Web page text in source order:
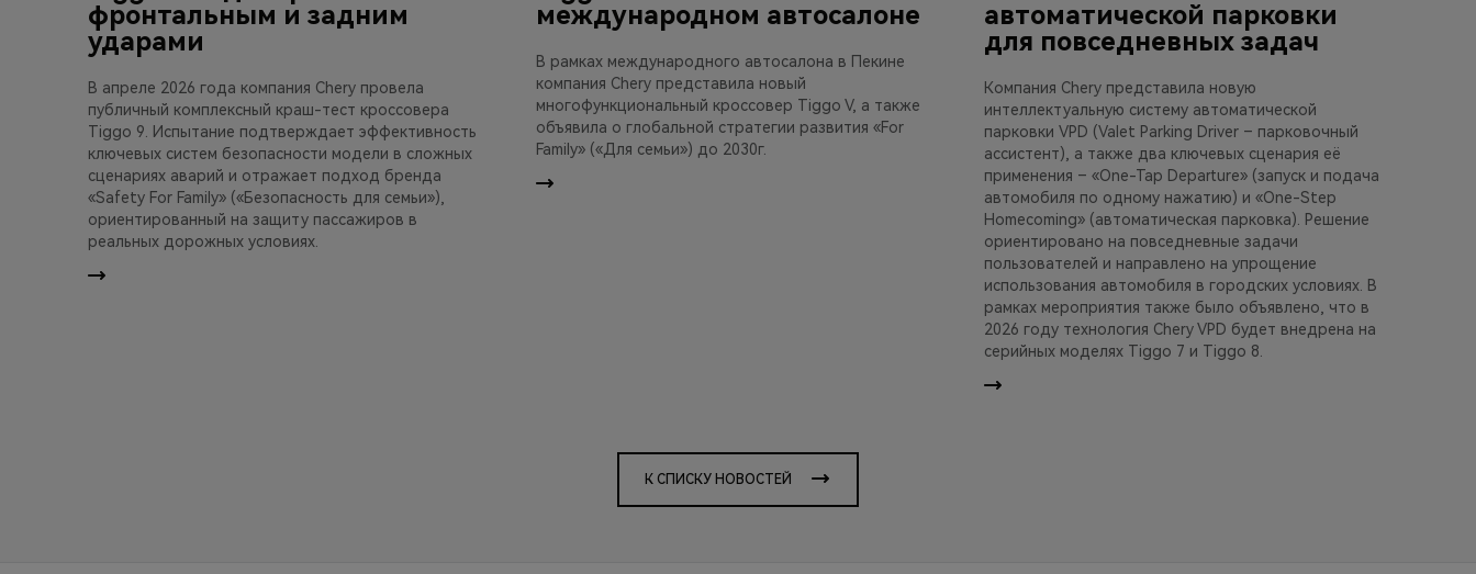
фронтальным и задним
ударами
В апреле 2026 года компания Chery провела
публичный комплексный краш-тест кроссовера
Tiggo 9. Испытание подтверждает эффективность
ключевых систем безопасности модели в сложных
сценариях аварий и отражает подход бренда
«Safety For Family» («Безопасность для семьи»),
ориентированный на защиту пассажиров в
реальных дорожных условиях.
международном автосалоне
В рамках международного автосалона в Пекине
компания Chery представила новый
многофункциональный кроссовер Tiggo V, а также
объявила о глобальной стратегии развития «For
Family» («Для семьи») до 2030г.
автоматической парковки
для повседневных задач
Компания Chery представила новую
интеллектуальную систему автоматической
парковки VPD (Valet Parking Driver – парковочный
ассистент), а также два ключевых сценария её
применения – «One-Tap Departure» (запуск и подача
автомобиля по одному нажатию) и «One-Step
Homecoming» (автоматическая парковка). Решение
ориентировано на повседневные задачи
пользователей и направлено на упрощение
использования автомобиля в городских условиях. В
рамках мероприятия также было объявлено, что в
2026 году технология Chery VPD будет внедрена на
серийных моделях Tiggo 7 и Tiggo 8.
К СПИСКУ НОВОСТЕЙ